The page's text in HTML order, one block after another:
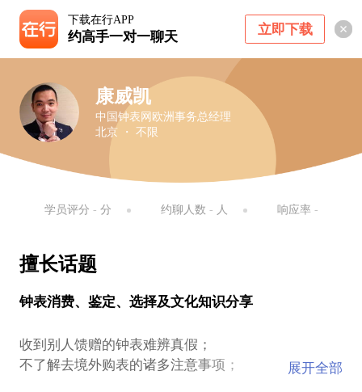
下载在行APP
约高手一对一聊天 立即下载
康威凯
中国钟表网欧洲事务总经理
北京 ・ 不限
学员评分 - 分 约聊人数 - 人 响应率 -
擅长话题
钟表消费、鉴定、选择及文化知识分享
收到别人馈赠的钟表难辨真假；
不了解去境外购表的诸多注意事项；
展开全部